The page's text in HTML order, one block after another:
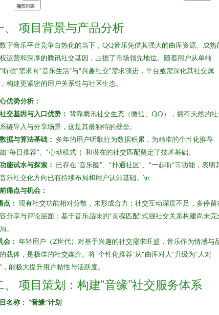
、 项目背景与产品分析
字音乐平台竞争白热化的当下，QQ音乐凭借其强大的曲库资源、成熟
运营和深厚的腾讯社交基因，占据了市场领先地位。随着用户从单纯
听歌”需求向“音乐生活”与“兴趣社交”需求演进，平台亟需深化其社交属
构建更紧密的用户关系链与社区生态。
优势分析：
社交基因与入口优势： 背靠腾讯社交生态（微信、QQ），拥有天然的
链导入与分享场景，这是其最独特的壁垒。
数据与算法基础： 多年的用户听歌行为数据积累，为精准的个性化推荐
“每日推荐”、“心动模式”）和潜在的社交匹配奠定了技术基础。
功能试水与探索： 已存在“音乐圈”、“扑通社区”、“一起听”等功能，表明
乐社交化方向已有持续布局和用户认知基础。\n
痛点与机会：
点： 现有社交功能相对分散，未形成合力；社交互动深度不足，多停留
分享与评论层面；基于音乐品味的“灵魂匹配”式强社交关系构建尚未完
。
会： 年轻用户（Z世代）对基于兴趣的社交需求旺盛，音乐作为情感与
载体，是极佳的社交媒介。将“个性化推荐”从“曲库对人”升级为“人对
，能极大提升用户粘性与活跃度。
、 项目策划：构建“音缘”社交服务体系
名称： “音缘”计划